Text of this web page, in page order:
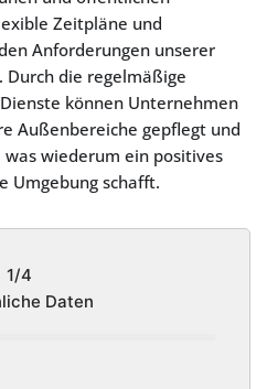
Zeitpläne und
Anforderungen unserer
Durch die regelmäßige
können Unternehmen
Außenbereiche gepflegt und
wiederum ein positives
Umgebung schafft.
1/4
Daten